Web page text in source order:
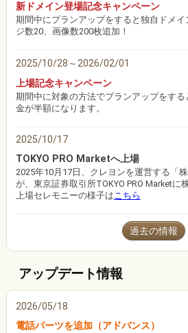
新ドメイン登場記念キャンペーン
期間中にプランアップをすると独自ドメ
ジ数20、画像数200枚追加！
2025/10/28～2026/02/01
上場記念キャンペーン
期間中に対象の方法でプランアップをす
金が半額になります。
2025/10/17
TOKYO PRO Marketへ上場
2025年10月17日、クレヨンを運営する「
が、東京証券取引所TOKYO PRO Marketに
上場セレモニーの様子はこちら
過去の情報
アップデート情報
2026/05/18
電話パーツを追加（アドバンス）